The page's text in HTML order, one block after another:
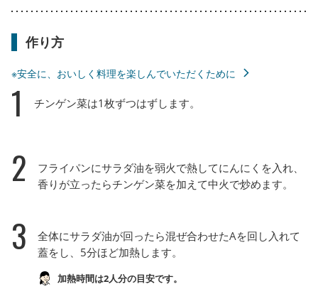
作り方
※安全に、おいしく料理を楽しんでいただくために
1 チンゲン菜は1枚ずつはずします。
2
フライパンにサラダ油を弱火で熱してにんにくを入れ、
香りが立ったらチンゲン菜を加えて中火で炒めます。
3
全体にサラダ油が回ったら混ぜ合わせたAを回し入れて
蓋をし、5分ほど加熱します。
加熱時間は2人分の目安です。